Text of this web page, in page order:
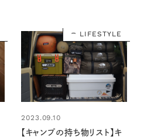
LIFESTYLE
2023.09.10
【キャンプの持ち物リスト】キ